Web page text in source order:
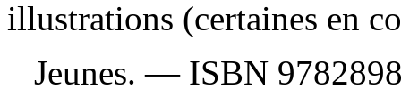
illustrations (certaines en
Jeunes. — ISBN